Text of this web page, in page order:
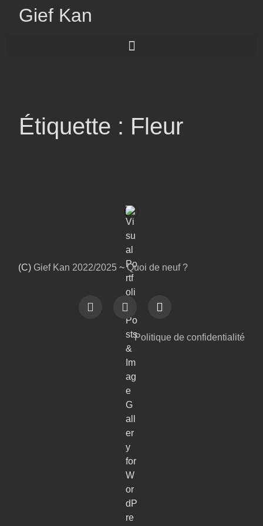
Gief Kan
Étiquette : Fleur
(C) Gief Kan 2022/2025 ~Quoi de neuf ?
Politique de confidentialité